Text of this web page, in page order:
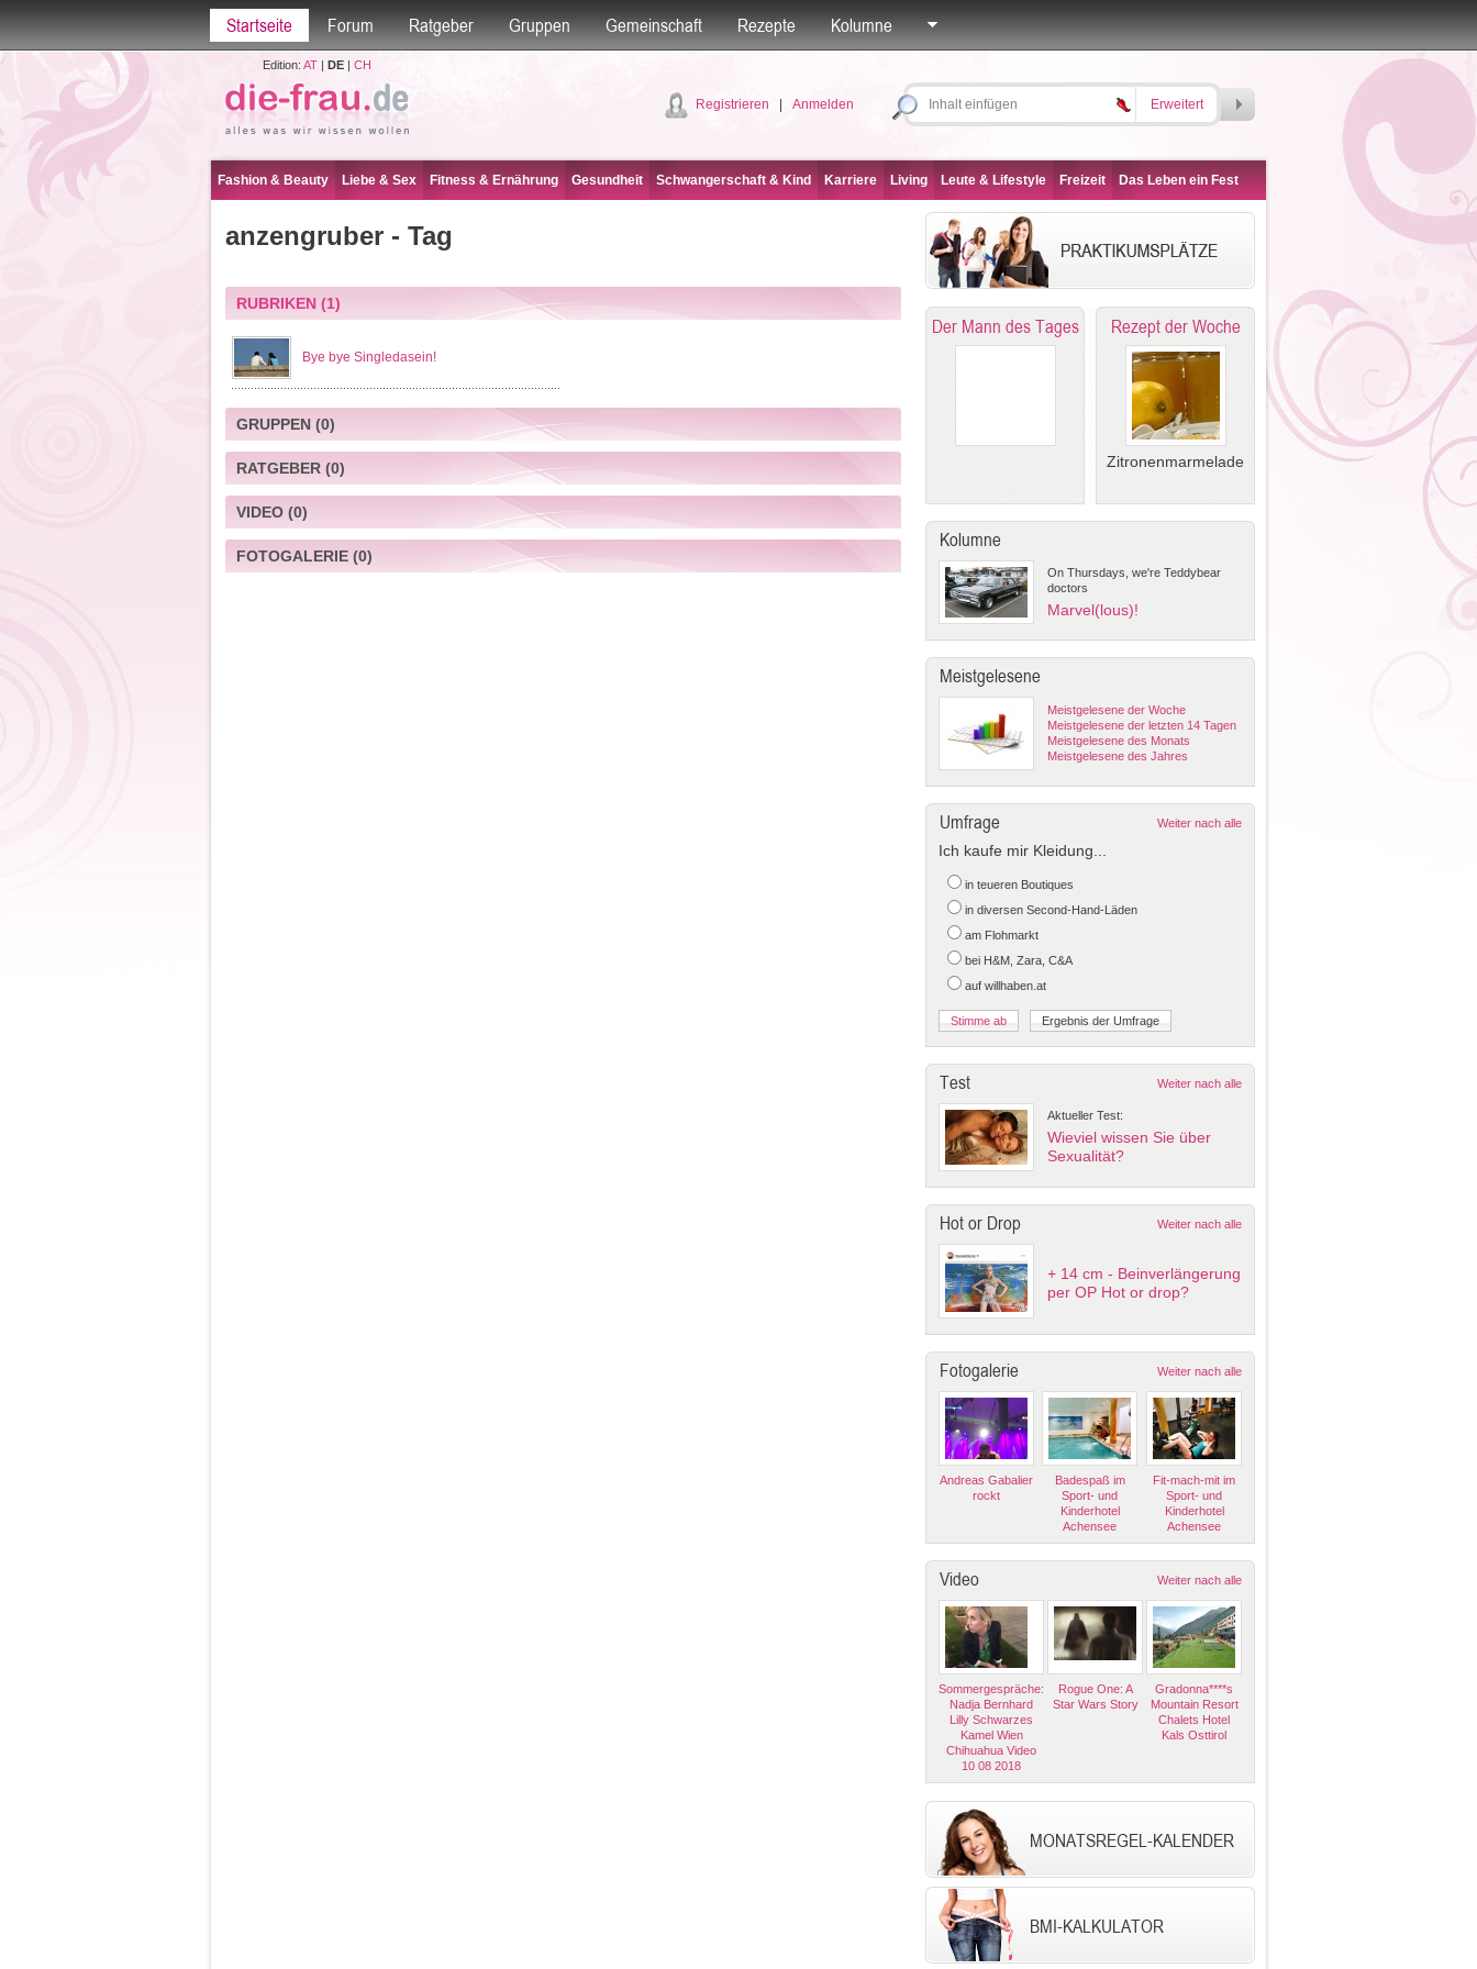
Startseite Forum Ratgeber Gruppen Gemeinschaft Rezepte Kolumne
Edition: AT| DE| CH
Registrieren Anmelden Erweitert
Fashion & Beauty Liebe & Sex Fitness & Ernährung Gesundheit Schwangerschaft & Kind Karriere Living Leute & Lifestyle Freizeit Das Leben ein Fest
anzengruber - Tag
RUBRIKEN(1)
Bye bye Singledasein!
GRUPPEN(0)
RATGEBER(0)
VIDEO(0)
FOTOGALERIE(0)
Der Mann des Tages Rezept der Woche
Zitronenmarmelade
Kolumne
On Thursdays, we're Teddybear
doctors
Marvel(lous)!
Meistgelesene
Meistgelesene der Woche
Meistgelesene der letzten 14 Tagen
Meistgelesene des Monats
Meistgelesene des Jahres
Umfrage Weiter nach alle
Ich kaufe mir Kleidung...
in teueren Boutiques
in diversen Second-Hand-Läden
am Flohmarkt
bei H&M, Zara, C&A
auf willhaben.at
Test Weiter nach alle
Aktueller Test:
Wieviel wissen Sie über
Sexualität?
Hot or Drop Weiter nach alle
+ 14 cm - Beinverlängerung
per OP Hot or drop?
Fotogalerie Weiter nach alle
Andreas Gabalier
rockt
Badespaß im
Sport- und
Kinderhotel
Achensee
Fit-mach-mit im
Sport- und
Kinderhotel
Achensee
Video Weiter nach alle
Sommergespräche:
Nadja Bernhard
Lilly Schwarzes
Kamel Wien
Chihuahua Video
10 08 2018
Rogue One: A
Star Wars Story
Gradonna****s
Mountain Resort
Chalets Hotel
Kals Osttirol
MONATSREGEL-KALENDER
BMI-KALKULATOR